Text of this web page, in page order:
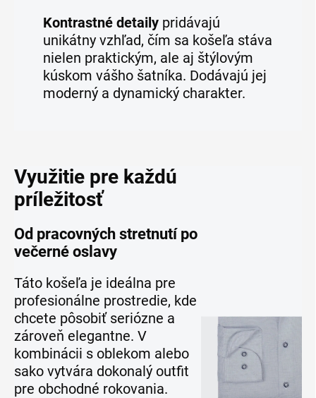
Kontrastné detailypridávajú
unikátny vzhľad, čím sa košeľa stáva
nielen praktickým, ale aj štýlovým
kúskom vášho šatníka. Dodávajú jej
moderný a dynamický charakter.
Využitie pre každú
príležitosť
Od pracovných stretnutí po
večerné oslavy
Táto košeľa je ideálna pre
profesionálne prostredie, kde
chcete pôsobiť seriózne a
zároveň elegantne. V
kombinácii s oblekom alebo
sako vytvára dokonalý outfit
pre obchodné rokovania.